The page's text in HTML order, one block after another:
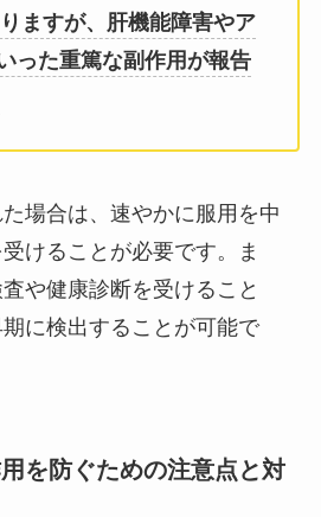
ますが、肝機能障害やア
った重篤な副作用が報告
場合は、速やかに服用を中
けることが必要です。ま
や健康診断を受けること
に検出することが可能で
を防ぐための注意点と対